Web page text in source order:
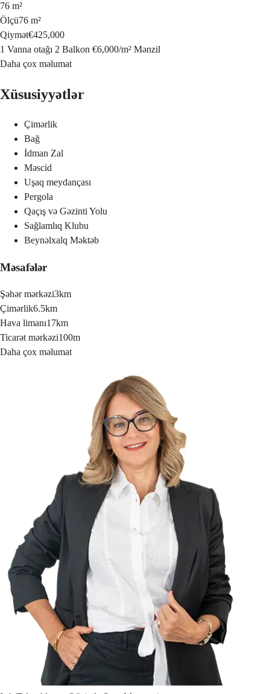
76 m²
Ölçü76 m²
Qiymət€425,000
1 Vanna otağı 2 Balkon €6,000/m² Mənzil
Daha çox məlumat
Xüsusiyyətlər
Çimərlik
Bağ
İdman Zal
Məscid
Uşaq meydançası
Pergola
Qaçış və Gəzinti Yolu
Sağlamlıq Klubu
Beynəlxalq Məktəb
Məsafələr
Şəhər mərkəzi3km
Çimərlik6.5km
Hava limanı17km
Ticarət mərkəzi100m
Daha çox məlumat